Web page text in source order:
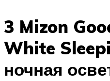
3 Mizon
White
ночная